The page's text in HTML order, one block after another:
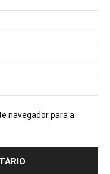
navegador para a